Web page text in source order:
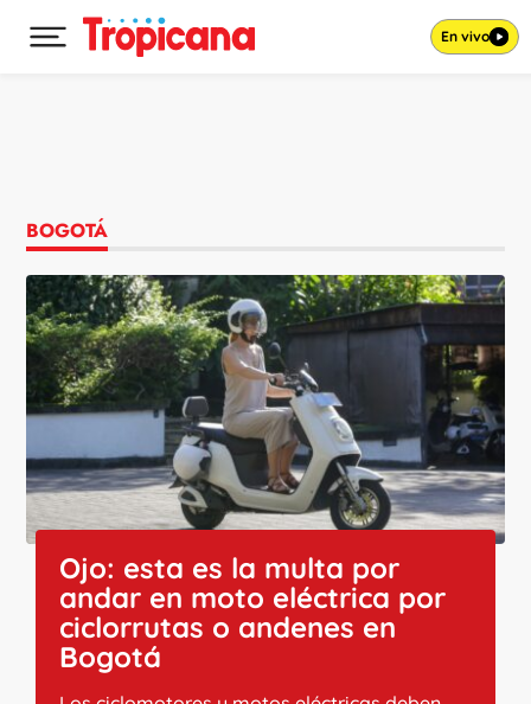
Desplegar menú principal En vivo
BOGOTÁ
Ojo: esta es la multa por
andar en moto eléctrica por
ciclorrutas o andenes en
Bogotá